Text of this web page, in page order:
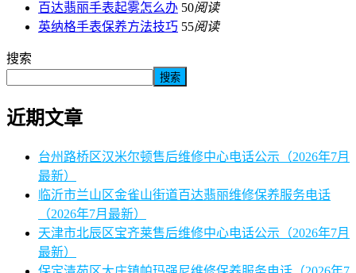
百达翡丽手表起雾怎么办 50阅读
英纳格手表保养方法技巧 55阅读
搜索
搜索
近期文章
台州路桥区汉米尔顿售后维修中心电话公示（2026年7月
最新）
临沂市兰山区金雀山街道百达翡丽维修保养服务电话
（2026年7月最新）
天津市北辰区宝齐莱售后维修中心电话公示（2026年7月
最新）